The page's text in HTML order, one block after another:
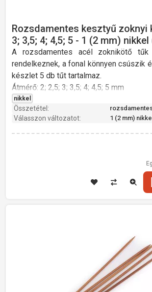
Rozsdamentes kesztyű zoknyi
3; 3,5; 4; 4,5; 5 - 1 (2 mm)
A rozsdamentes acél zoknikötő
rendelkeznek, a fonal könnyen csúszik
készlet 5 db tűt tartalmaz.
Átmérő: 2; 2,5; 3; 3,5; 4; 4,5; 5 mm
Hossz: 20 cm
Súly: 22 g
rozsdamentes acél
nikkel
Összetétel:
Válasszon változatot: 1 (2 mm) nikkel